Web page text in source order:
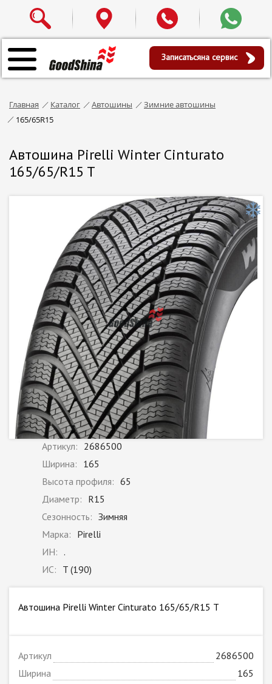
Записатьсяна сервис
Главная Каталог Автошины
Зимние автошины
165/65R15
Автошина Pirelli Winter Cinturato
165/65/R15 T
Артикул: 2686500
Ширина: 165
Высота профиля: 65
Диаметр: R15
Сезонность: Зимняя
Марка: Pirelli
ИН: .
ИС: T (190)
Автошина Pirelli Winter Cinturato 165/65/R15 T
Артикул
2686500
Ширина
165